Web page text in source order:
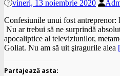
vineri, 13 noiembrie 2020
Confesiunile unui fost
Nu ar trebui să ne surprindă
apocaliptice al televiziunilor,
Goliat. Nu am să uit şiragurile alea
Partajează asta: